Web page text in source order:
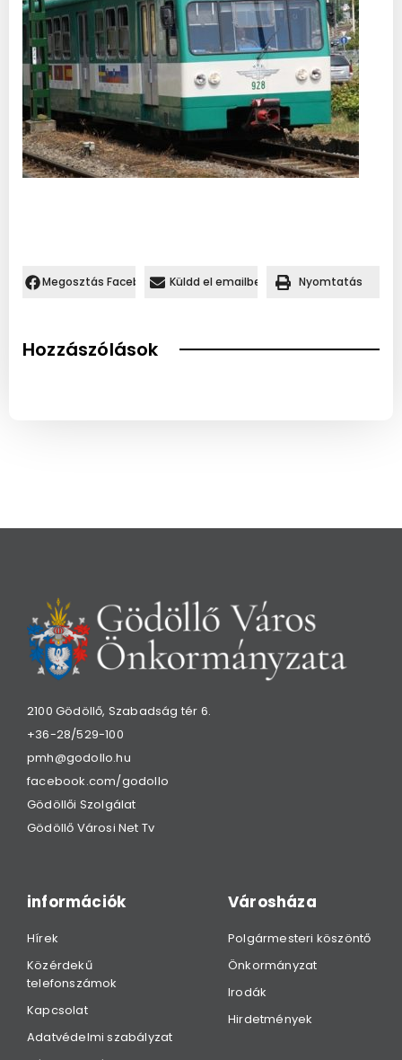
Megosztás Facebookon.Küldd el emailben Nyomtatás
Hozzászólások
2100 Gödöllő, Szabadság tér 6.
+36-28/529-100
pmh@godollo.hu
facebook.com/godollo
Gödöllői Szolgálat
Gödöllő Városi Net Tv
információk
Hírek
Közérdekű
telefonszámok
Kapcsolat
Adatvédelmi szabályzat
Városháza
Polgármesteri köszöntő
Önkormányzat
Irodák
Hirdetmények